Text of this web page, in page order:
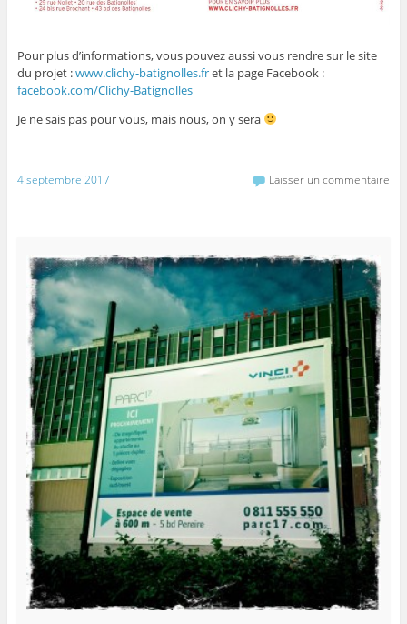
Pour plus d’informations, vous pouvez aussi vous rendre sur le site
du projet :www.clichy-batignolles.fret la page Facebook :
facebook.com/Clichy-Batignolles
Je ne sais pas pour vous, mais nous, on y sera
4 septembre 2017 Laisser un commentaire